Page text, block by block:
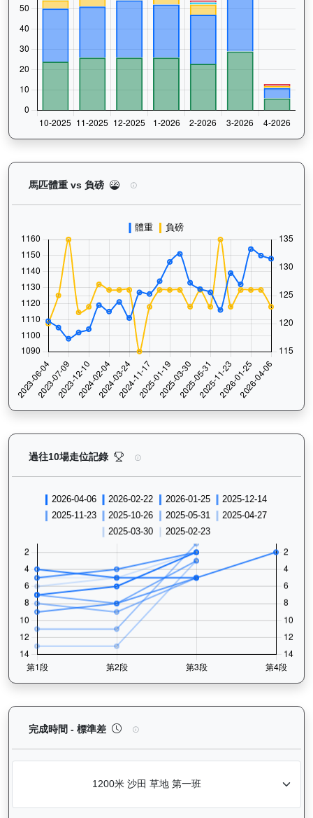
馬匹體重 vs 負磅 驕陽明駒（H302）— 馬匹體重與負磅
過往10場走位記錄 驕陽明駒（H302）— 過往走位記錄
完成時間 - 標準差 驕陽明駒（H302）— 完成時間標準差